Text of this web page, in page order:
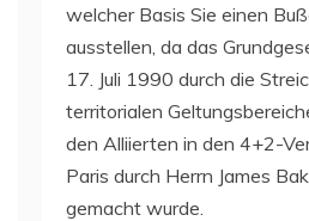
welcher Basis Sie einen
ausstellen, da das
17. Juli 1990 durch die
territorialen
den Alliierten in den 4+2-
Paris durch Herrn James
gemacht wurde.